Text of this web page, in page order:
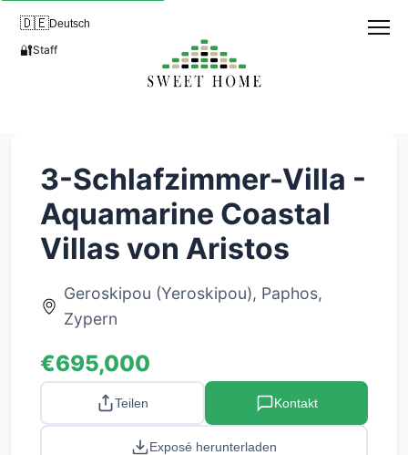
🇩🇪Deutsch
🔐Staff
3-Schlafzimmer-Villa -
Aquamarine Coastal
Villas von Aristos
Geroskipou (Yeroskipou), Paphos,
Zypern
€695,000
Teilen Kontakt
Exposé herunterladen